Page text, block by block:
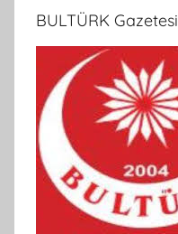
BULTÜRK Gazetesi